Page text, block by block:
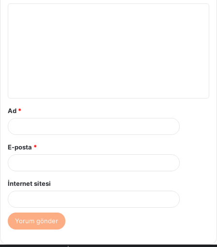
Ad *
E-posta *
İnternet sitesi